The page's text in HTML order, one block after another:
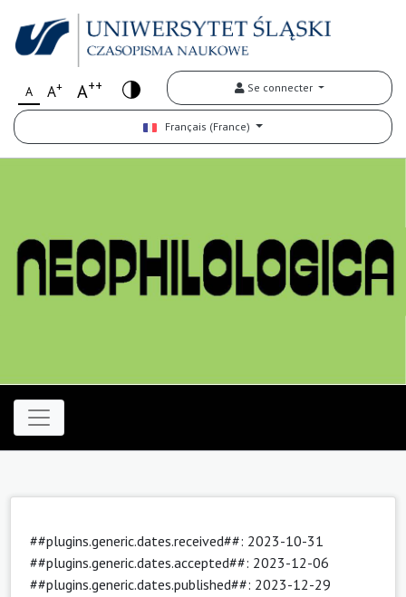
A A+ A++ Se connecter
Français (France)
##plugins.generic.dates.received##: 2023-10-31
##plugins.generic.dates.accepted##: 2023-12-06
##plugins.generic.dates.published##: 2023-12-29